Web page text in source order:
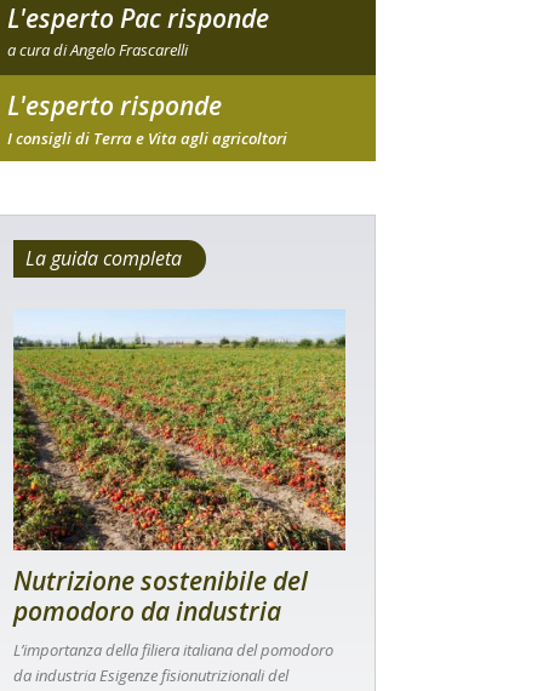
L'esperto Pac risponde
a cura di Angelo Frascarelli
L'esperto risponde
I consigli di Terra e Vita agli agricoltori
La guida completa
Nutrizione sostenibile del
pomodoro da industria
L’importanza della filiera italiana del pomodoro
da industria Esigenze fisionutrizionali del